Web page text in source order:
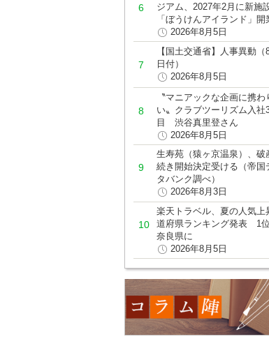
ジアム、2027年2月に新施
「ぼうけんアイランド」開
2026年8月5日
【国土交通省】人事異動（
日付）
2026年8月5日
〝マニアックな企画に携わ
い〟クラブツーリズム入社
目 渋谷真里登さん
2026年8月5日
生寿苑（猿ヶ京温泉）、破
続き開始決定受ける（帝国
タバンク調べ）
2026年8月3日
楽天トラベル、夏の人気上
道府県ランキング発表 1
奈良県に
2026年8月5日